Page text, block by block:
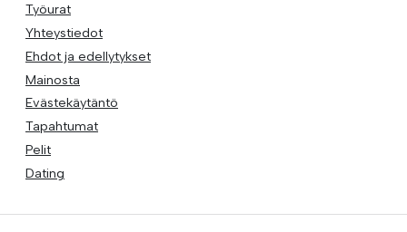
Työurat
Yhteystiedot
Ehdot ja edellytykset
Mainosta
Evästekäytäntö
Tapahtumat
Pelit
Dating